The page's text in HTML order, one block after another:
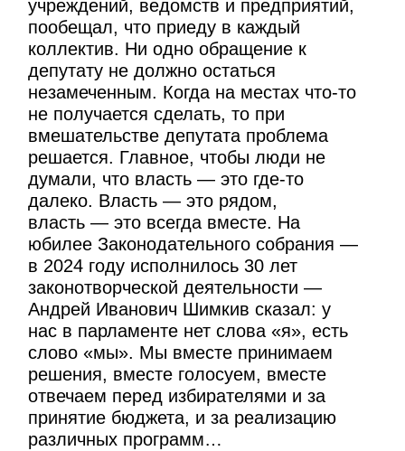
учреждений, ведомств и предприятий,
пообещал, что приеду в каждый
коллектив. Ни одно обращение к
депутату не должно остаться
незамеченным. Когда на местах что-то
не получается сделать, то при
вмешательстве депутата проблема
решается. Главное, чтобы люди не
думали, что власть — это где-то
далеко. Власть — это рядом,
власть — это всегда вместе. На
юбилее Законодательного собрания —
в 2024 году исполнилось 30 лет
законотворческой деятельности —
Андрей Иванович Шимкив сказал: у
нас в парламенте нет слова «я», есть
слово «мы». Мы вместе принимаем
решения, вместе голосуем, вместе
отвечаем перед избирателями и за
принятие бюджета, и за реализацию
различных программ…